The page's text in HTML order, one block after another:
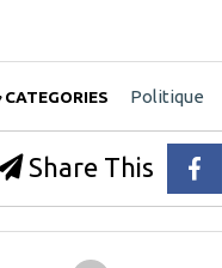
i
d
w
CATEGORIES Politique
Share This